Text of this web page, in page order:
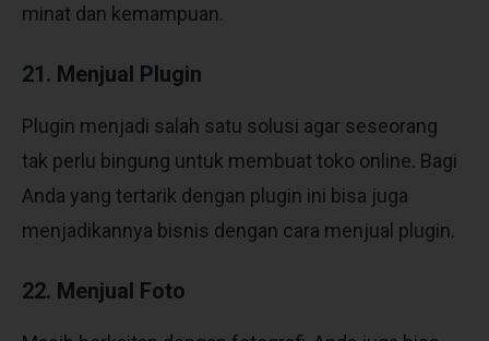
minat dan kemampuan.
21. Menjual Plugin
Plugin menjadi salah satu solusi agar seseorang
tak perlu bingung untuk membuat toko online. Bagi
Anda yang tertarik dengan plugin ini bisa juga
menjadikannya bisnis dengan cara menjual plugin.
22. Menjual Foto